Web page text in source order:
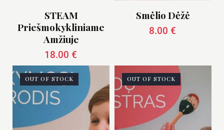
STEAM
Priešmokykliniame
Amžiuje
18.00 €
Smėlio Dėžė
8.00 €
OUT OF STOCK OUT OF STOCK